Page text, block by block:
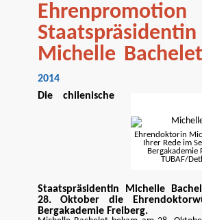
Staatspräsidentin
Michelle
2014
Ehrendoktorin
Ihrer Rede im
Bergakademie
TUBAF/
Die chilenische
Staatspräsidentin Michelle
28. Oktober die
Bergakademie Freiberg.